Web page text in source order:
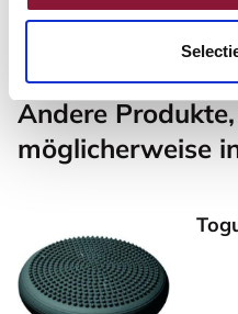
Andere
möglicherweise